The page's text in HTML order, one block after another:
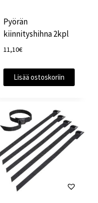
Pyörän
kiinnityshihna 2kpl
11,10€
Lisää ostoskoriin